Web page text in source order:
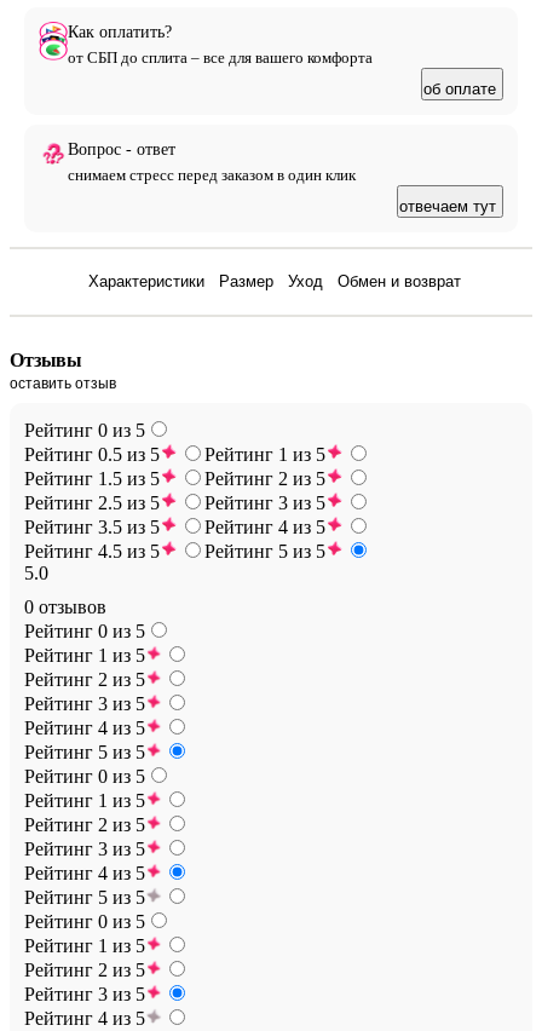
Как оплатить?
от СБП до сплита – все для вашего комфорта
об оплате
Вопрос - ответ
снимаем стресс перед заказом в один клик
отвечаем тут
Характеристики Размер Уход Обмен и возврат
Отзывы
оставить отзыв
Рейтинг 0 из 5
Рейтинг 0.5 из 5
Рейтинг 1 из 5
Рейтинг 1.5 из 5
Рейтинг 2 из 5
Рейтинг 2.5 из 5
Рейтинг 3 из 5
Рейтинг 3.5 из 5
Рейтинг 4 из 5
Рейтинг 4.5 из 5
Рейтинг 5 из 5
5.0
0 отзывов
Рейтинг 0 из 5
Рейтинг 1 из 5
Рейтинг 2 из 5
Рейтинг 3 из 5
Рейтинг 4 из 5
Рейтинг 5 из 5
Рейтинг 0 из 5
Рейтинг 1 из 5
Рейтинг 2 из 5
Рейтинг 3 из 5
Рейтинг 4 из 5
Рейтинг 5 из 5
Рейтинг 0 из 5
Рейтинг 1 из 5
Рейтинг 2 из 5
Рейтинг 3 из 5
Рейтинг 4 из 5